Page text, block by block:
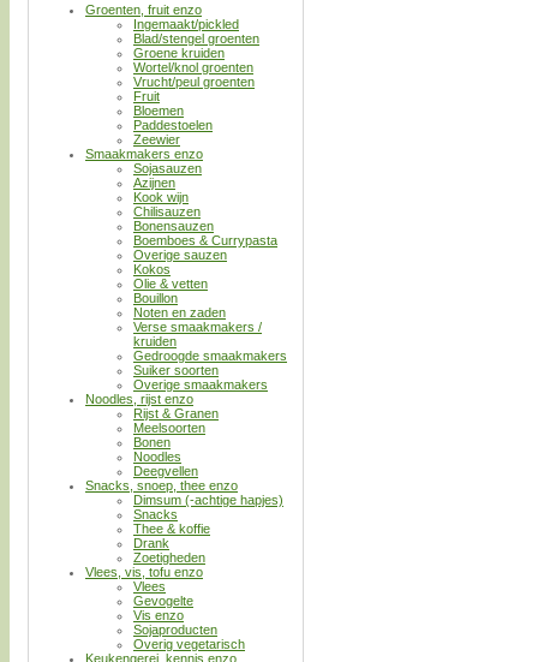
Groenten, fruit enzo
Ingemaakt/pickled
Blad/stengel groenten
Groene kruiden
Wortel/knol groenten
Vrucht/peul groenten
Fruit
Bloemen
Paddestoelen
Zeewier
Smaakmakers enzo
Sojasauzen
Azijnen
Kook wijn
Chilisauzen
Bonensauzen
Boemboes & Currypasta
Overige sauzen
Kokos
Olie & vetten
Bouillon
Noten en zaden
Verse smaakmakers /
kruiden
Gedroogde smaakmakers
Suiker soorten
Overige smaakmakers
Noodles, rijst enzo
Rijst & Granen
Meelsoorten
Bonen
Noodles
Deegvellen
Snacks, snoep, thee enzo
Dimsum (-achtige hapjes)
Snacks
Thee & koffie
Drank
Zoetigheden
Vlees, vis, tofu enzo
Vlees
Gevogelte
Vis enzo
Sojaproducten
Overig vegetarisch
Keukengerei, kennis enzo